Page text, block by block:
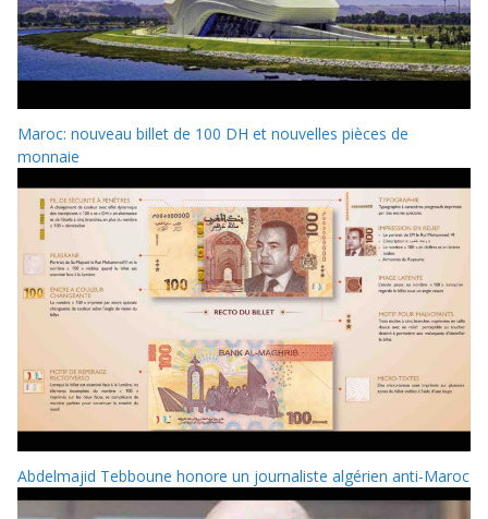
Maroc: nouveau billet de 100 DH et nouvelles pièces de
monnaie
Abdelmajid Tebboune honore un journaliste algérien anti-Maroc